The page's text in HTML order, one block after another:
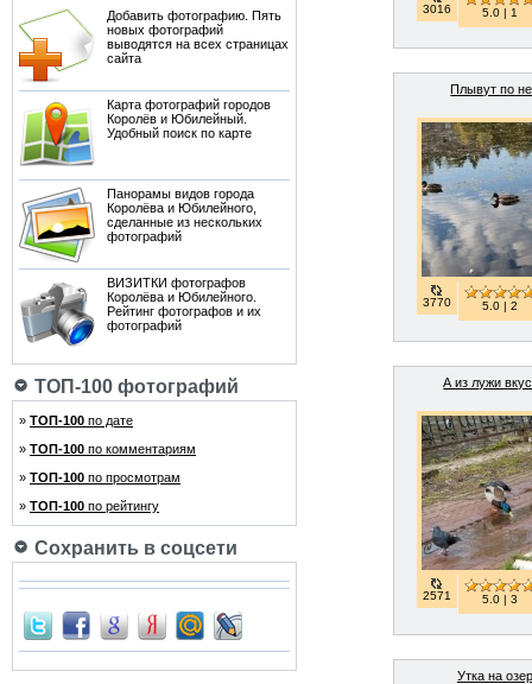
Добавить фотографию. Пять
новых фотографий
выводятся на всех страницах
сайта
Карта фотографий городов
Королёв и Юбилейный.
Удобный поиск по карте
Панорамы видов города
Королёва и Юбилейного,
сделанные из нескольких
фотографий
ВИЗИТКИ фотографов
Королёва и Юбилейного.
Рейтинг фотографов и их
фотографий
ТОП-100 фотографий
» ТОП-100 по дате
» ТОП-100 по комментариям
» ТОП-100 по просмотрам
» ТОП-100 по рейтингу
Сохранить в соцсети
3016 5.0 | 1
Плывут по
3770 5.0 | 2
А из лужи
2571 5.0 | 3
Утка на